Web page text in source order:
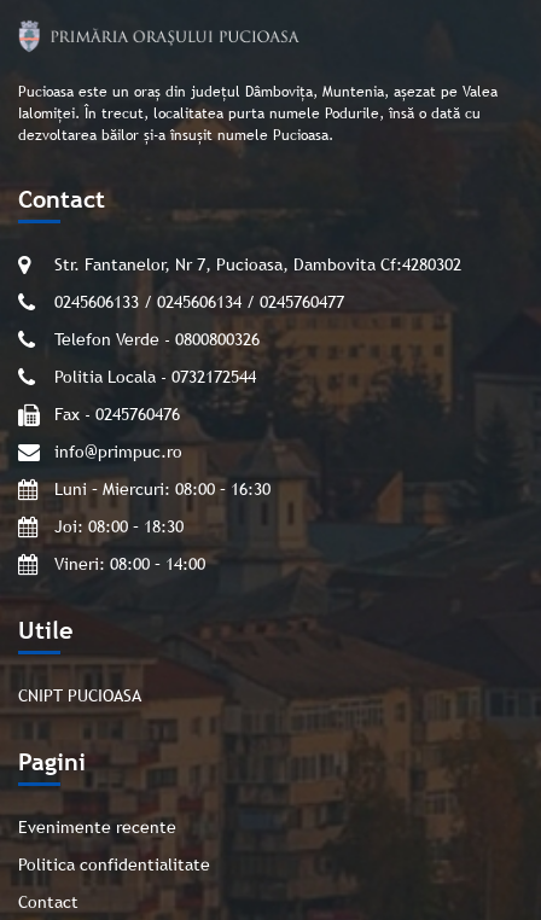
Pucioasa este un oraș din județul Dâmbovița, Muntenia, așezat pe Valea
Ialomiței. În trecut, localitatea purta numele Podurile, însă o dată cu
dezvoltarea băilor și-a însușit numele Pucioasa.
Utile
CNIPT PUCIOASA
Pagini
Evenimente recente
Politica confidentialitate
Contact
Contact
Str. Fantanelor, Nr 7, Pucioasa, Dambovita Cf:4280302
0245606133 / 0245606134 / 0245760477
Telefon Verde - 0800800326
Politia Locala - 0732172544
Fax - 0245760476
info@primpuc.ro
Luni – Miercuri: 08:00 – 16:30
Joi: 08:00 – 18:30
Vineri: 08:00 – 14:00